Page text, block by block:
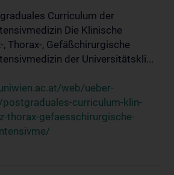
Curriculum der
Die Klinische
Thorax-, Gefäßchirurgische
der Universitätskli...
web/ueber-
curriculum-klin-
thorax-gefaesschirurgische-